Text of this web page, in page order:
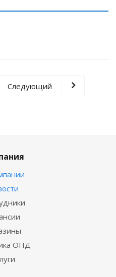
Следующий
ОПД